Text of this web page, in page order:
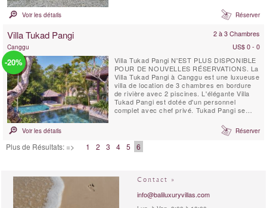
est entièrement équipée pour une escapade
de luxe sur une île tropicale ; elle allie le
Voir les détails Réserver
Villa Tukad Pangi 2 à 3 Chambres
Canggu US$ 0 - 0
-20%
Villa Tukad Pangi N'EST PLUS DISPONIBLE
POUR DE NOUVELLES RÉSERVATIONS. La
Villa Tukad Pangi à Canggu est une luxueuse
villa de location de 3 chambres en bordure
de rivière avec 2 piscines. L'élégante Villa
Tukad Pangi est dotée d'un personnel
complet avec chef privé. Tukad Pangi se
seulement quelques minutes en voiture des
cafés, restaurants et plages à la mode de
Pererenan. La Villa Tukad Pangi,
respectueuse de ...
Voir les détails Réserver
Plus de Résultats: => 1 2 3 4 5 6
Contact »
info@baliluxuryvillas.com